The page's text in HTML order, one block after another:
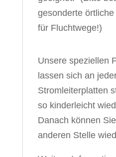
gesonderte
für Fluchtwege!)
Unsere speziellen
lassen sich an
Stromleiterplatten
so kinderleicht
Danach können
anderen Stelle